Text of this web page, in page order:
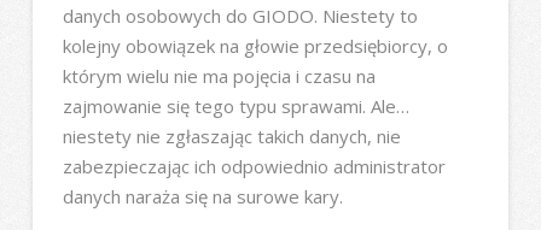
danych osobowych do GIODO. Niestety to
kolejny obowiązek na głowie przedsiębiorcy, o
którym wielu nie ma pojęcia i czasu na
zajmowanie się tego typu sprawami. Ale…
niestety nie zgłaszając takich danych, nie
zabezpieczając ich odpowiednio administrator
danych naraża się na surowe kary.